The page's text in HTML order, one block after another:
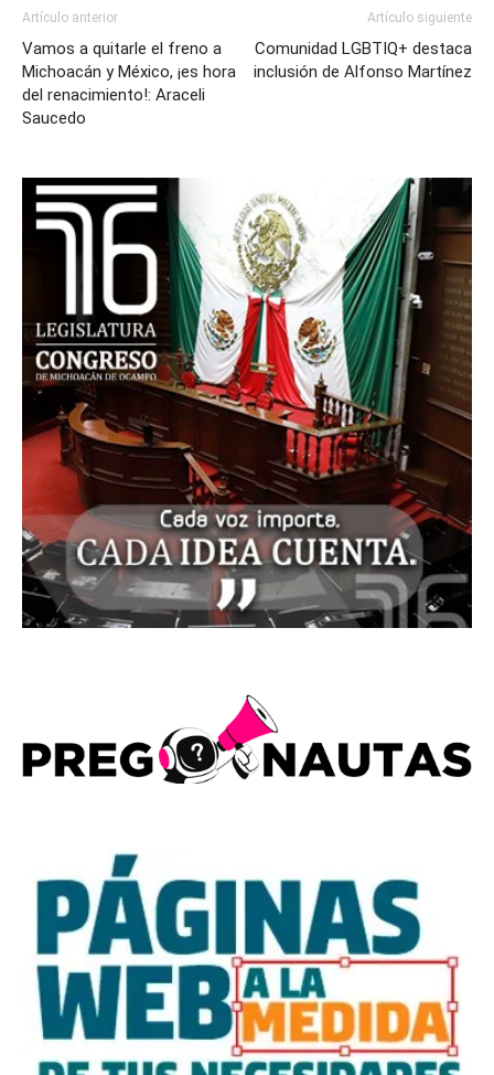
Artículo anterior
Vamos a quitarle el freno a
Michoacán y México, ¡es hora
del renacimiento!: Araceli
Saucedo
Artículo siguiente
Comunidad LGBTIQ+ destaca
inclusión de Alfonso Martínez